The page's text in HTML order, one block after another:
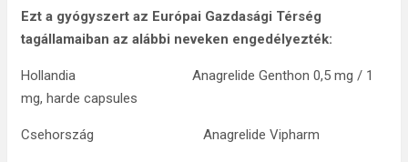
Ezt a gyógyszert az Európai Gazdasági Térség
tagállamaiban az alábbi neveken engedélyezték:
Hollandia Anagrelide Genthon 0,5 mg / 1
mg, harde capsules
Csehország Anagrelide Vipharm